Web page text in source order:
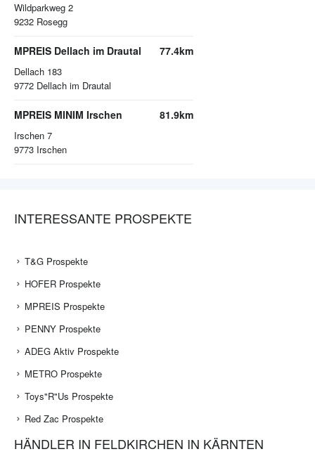
Wildparkweg 2
9232 Rosegg
MPREIS Dellach im Drautal
Dellach 183
9772 Dellach im Drautal
77.4km
MPREIS MINIM Irschen
Irschen 7
9773 Irschen
81.9km
INTERESSANTE PROSPEKTE
T&G Prospekte
HOFER Prospekte
MPREIS Prospekte
PENNY Prospekte
ADEG Aktiv Prospekte
METRO Prospekte
Toys"R"Us Prospekte
Red Zac Prospekte
HÄNDLER IN FELDKIRCHEN IN KÄRNTEN